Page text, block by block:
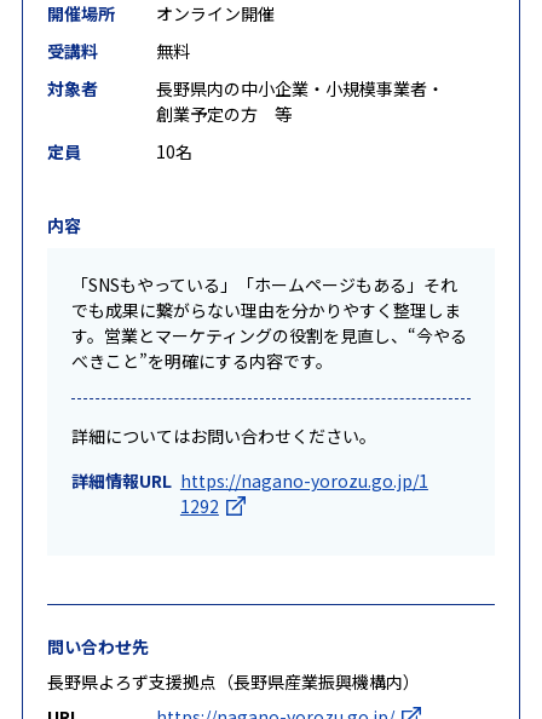
開催場所
オンライン開催
受講料
無料
対象者
長野県内の中小企業・小規模事業者・
創業予定の方 等
定員
10名
内容
「SNSもやっている」「ホームページもある」それ
でも成果に繋がらない理由を分かりやすく整理しま
す。営業とマーケティングの役割を見直し、“今やる
べきこと”を明確にする内容です。
詳細についてはお問い合わせください。
詳細情報URL https://nagano-yorozu.go.jp/1
1292
問い合わせ先
長野県よろず支援拠点（長野県産業振興機構内）